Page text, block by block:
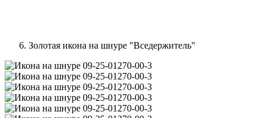
Золотая икона на шнуре "Вседержитель"